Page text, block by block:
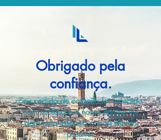
Obrigado pela
confiança.
Seu pedido de cotação foi recebido
com sucesso e a nossa equipe lhe
dará uma resposta o mais rápido
possível.